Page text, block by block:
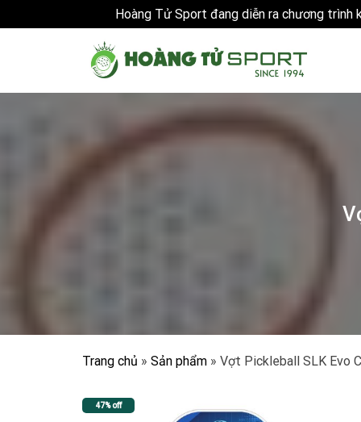
Hoàng Tử Sport đang diễn ra chương trình
Trang chủ » Sản phẩm » Vợt Pickleball SLK Evo
47% off